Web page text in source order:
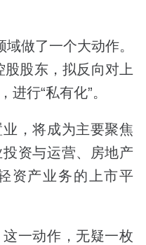
做了一个大动作。
股股东，拟反向对上
行“私有化”。
，将成为主要聚焦
资与运营、房地产
资产业务的上市平
一动作，无疑一枚